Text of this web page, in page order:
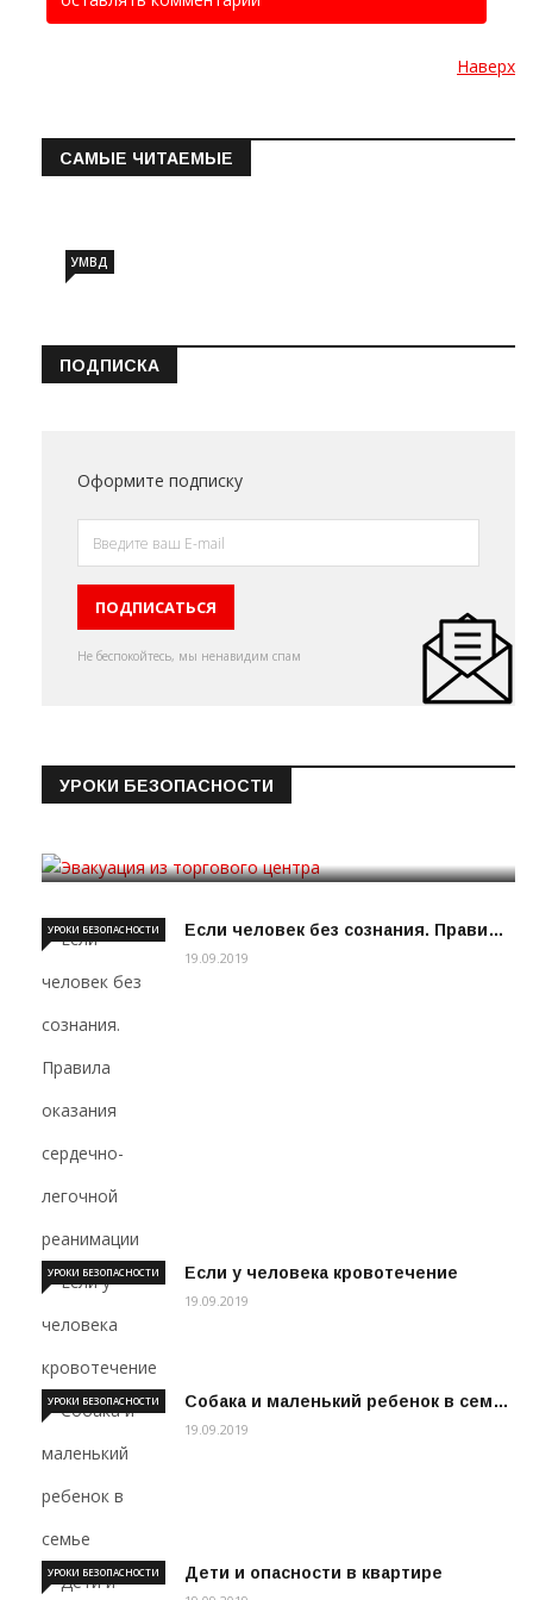
Наверх
САМЫЕ ЧИТАЕМЫЕ
УМВД
ПОДПИСКА
Оформите подписку
Не беспокойтесь, мы ненавидим спам
УРОКИ БЕЗОПАСНОСТИ
Если человек без сознания. Прави…
УРОКИ БЕЗОПАСНОСТИ
19.09.2019
Если у человека кровотечение
УРОКИ БЕЗОПАСНОСТИ
19.09.2019
Собака и маленький ребенок в сем…
УРОКИ БЕЗОПАСНОСТИ
19.09.2019
Дети и опасности в квартире
УРОКИ БЕЗОПАСНОСТИ